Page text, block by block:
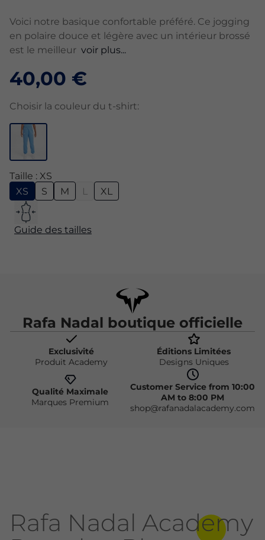
Voici notre basique confortable préféré. Ce jogging
en polaire douce et légère avec un intérieur brossé
est le meilleur voir plus...
40,00 €
Choisir la couleur du t-shirt:
Taille : XS
XS
S M L XL
Guide des tailles
Rafa Nadal boutique officielle
Exclusivité
Produit Academy
Éditions Limitées
Designs Uniques
Qualité Maximale
Marques Premium
Customer Service from 10:00
AM to 8:00 PM
shop@rafanadalacademy.com
Rafa Nadal Academy